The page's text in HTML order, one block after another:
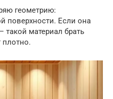
геометрию:
поверхности. Если она
такой материал брать
плотно.